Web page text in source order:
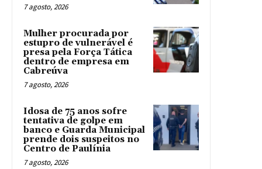
7 agosto, 2026
Mulher procurada por
estupro de vulnerável é
presa pela Força Tática
dentro de empresa em
Cabreúva
7 agosto, 2026
Idosa de 75 anos sofre
tentativa de golpe em
banco e Guarda Municipal
prende dois suspeitos no
Centro de Paulínia
7 agosto, 2026